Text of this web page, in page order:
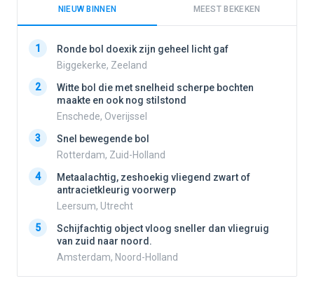
NIEUW BINNEN MEEST BEKEKEN
1
Ronde bol doexik zijn geheel licht gaf
Biggekerke, Zeeland
2
Witte bol die met snelheid scherpe bochten
maakte en ook nog stilstond
Enschede, Overijssel
3
Snel bewegende bol
Rotterdam, Zuid-Holland
4
Metaalachtig, zeshoekig vliegend zwart of
antracietkleurig voorwerp
Leersum, Utrecht
5
Schijfachtig object vloog sneller dan vliegruig
van zuid naar noord.
Amsterdam, Noord-Holland